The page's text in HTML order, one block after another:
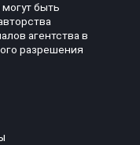
быть
агентства в
разрешения